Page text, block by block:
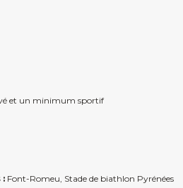
et un minimum sportif
: Font-Romeu, Stade de biathlon Pyrénées